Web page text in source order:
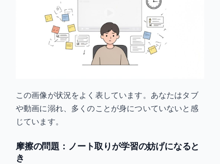
この画像が状況をよく表しています。あなたはタブ
や動画に溺れ、多くのことが身についていないと感
じています。
摩擦の問題：ノート取りが学習の妨げになると
き